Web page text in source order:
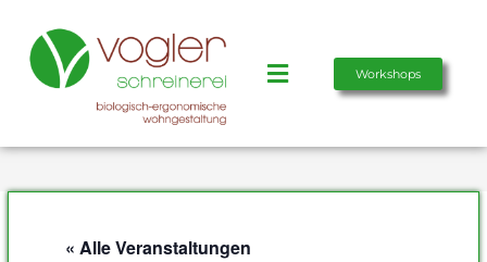
Inhalt
springen
Main
Workshops
« Alle Veranstaltungen